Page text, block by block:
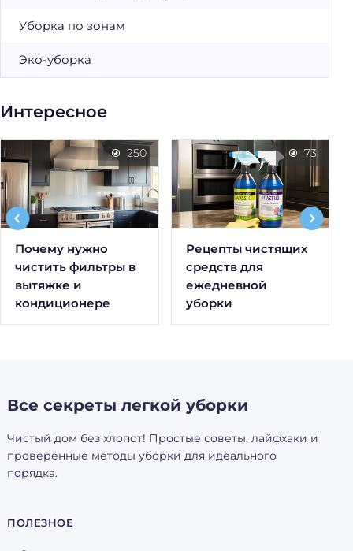
Уборка по зонам
Эко-уборка
Интересное
Почему нужно
чистить фильтры в
вытяжке и
кондиционере
250
Рецепты чистящих
средств для
ежедневной
уборки
73
Все секреты легкой уборки
Чистый дом без хлопот! Простые советы, лайфхаки и
проверенные методы уборки для идеального
порядка.
ПОЛЕЗНОЕ